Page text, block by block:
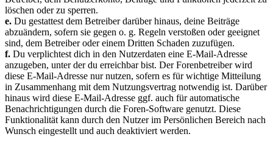
löschen oder zu sperren.
e. Du gestattest dem Betreiber darüber hinaus, deine Beiträge
abzuändern, sofern sie gegen o. g. Regeln verstoßen oder geeignet
sind, dem Betreiber oder einem Dritten Schaden zuzufügen.
f. Du verplichtest dich in den Nutzerdaten eine E-Mail-Adresse
anzugeben, unter der du erreichbar bist. Der Forenbetreiber wird
diese E-Mail-Adresse nur nutzen, sofern es für wichtige Mitteilung
in Zusammenhang mit dem Nutzungsvertrag notwendig ist. Darüber
hinaus wird diese E-Mail-Adresse ggf. auch für automatische
Benachrichtigungen durch die Foren-Software genutzt. Diese
Funktionalität kann durch den Nutzer im Persönlichen Bereich nach
Wunsch eingestellt und auch deaktiviert werden.